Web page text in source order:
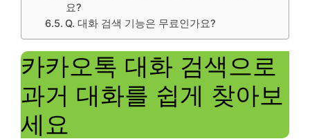
요?
Q. 대화 검색 기능은 무료인가요?
카카오톡 대화 검색으로
과거 대화를 쉽게 찾아보
세요